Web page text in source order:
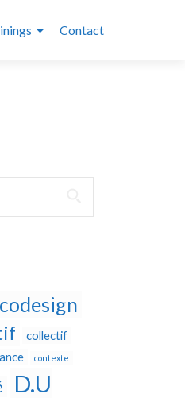
Contact
codesign
collectif
contexte
D.U